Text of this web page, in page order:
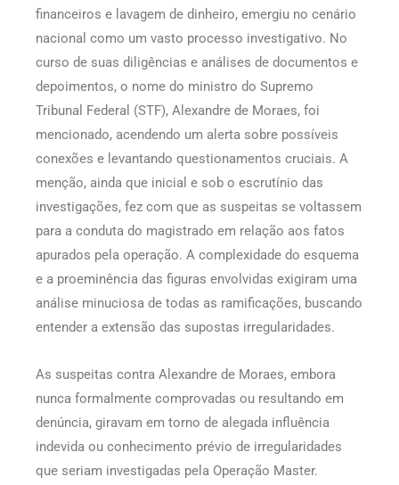
financeiros e lavagem de dinheiro, emergiu no cenário
nacional como um vasto processo investigativo. No
curso de suas diligências e análises de documentos e
depoimentos, o nome do ministro do Supremo
Tribunal Federal (STF), Alexandre de Moraes, foi
mencionado, acendendo um alerta sobre possíveis
conexões e levantando questionamentos cruciais. A
menção, ainda que inicial e sob o escrutínio das
investigações, fez com que as suspeitas se voltassem
para a conduta do magistrado em relação aos fatos
apurados pela operação. A complexidade do esquema
e a proeminência das figuras envolvidas exigiram uma
análise minuciosa de todas as ramificações, buscando
entender a extensão das supostas irregularidades.
As suspeitas contra Alexandre de Moraes, embora
nunca formalmente comprovadas ou resultando em
denúncia, giravam em torno de alegada influência
indevida ou conhecimento prévio de irregularidades
que seriam investigadas pela Operação Master.